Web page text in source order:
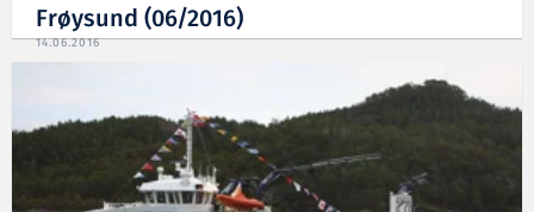
Frøysund (06/2016)
14.06.2016